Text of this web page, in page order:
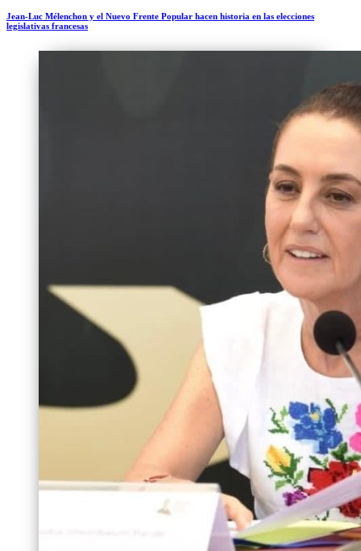
Jean-Luc Mélenchon y el Nuevo Frente Popular hacen historia en las elecciones
legislativas francesas